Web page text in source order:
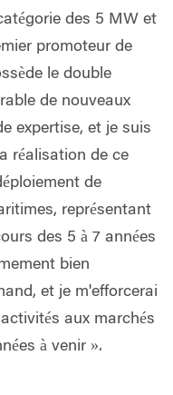
des 5 MW et
promoteur de
le double
de nouveaux
expertise, et je suis
réalisation de ce
de
représentant
des 5 à 7 années
bien
et je m'efforcerai
aux marchés
à venir ».